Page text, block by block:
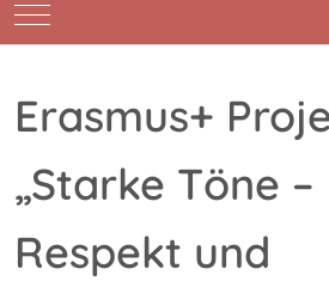
Mobile Menu Toggle
Erasmus+
„Starke Töne –
Respekt und